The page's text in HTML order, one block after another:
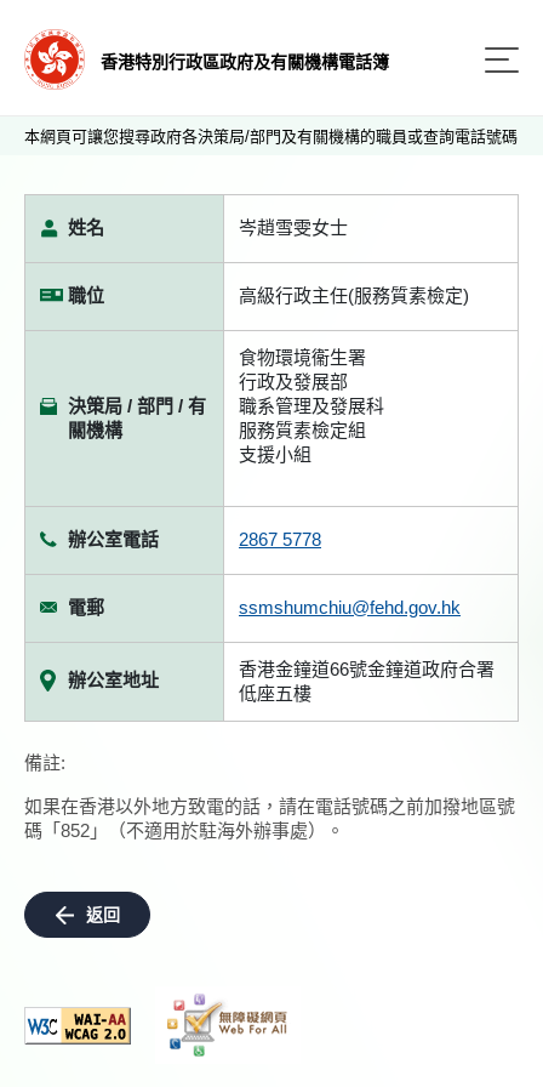
香港特別行政區政府及有關機構電話簿
本網頁可讓您搜尋政府各決策局/部門及有關機構的職員或查詢電話號碼
姓名 岑趙雪雯女士
職位 高級行政主任(服務質素檢定)
決策局 / 部門 / 有
關機構
食物環境衞生署
行政及發展部
職系管理及發展科
服務質素檢定組
支援小組
辦公室電話 2867 5778
電郵 ssmshumchiu@fehd.gov.hk
辦公室地址
香港金鐘道66號金鐘道政府合署
低座五樓
備註:
如果在香港以外地方致電的話，請在電話號碼之前加撥地區號
碼「852」（不適用於駐海外辦事處）。
返回